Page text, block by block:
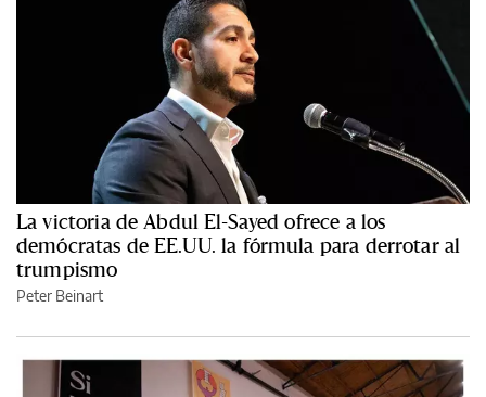
La victoria de Abdul El-Sayed ofrece a los
demócratas de EE.UU. la fórmula para derrotar al
trumpismo
Peter Beinart